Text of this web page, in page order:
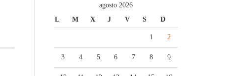
agosto 2026
L
M X J V S D
1 2
3 4 5 6 7 8 9